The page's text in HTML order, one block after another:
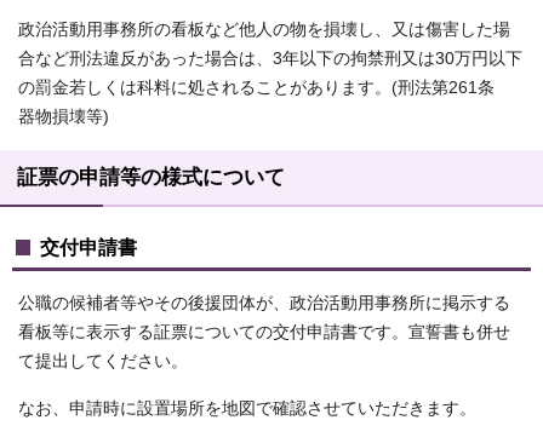
政治活動用事務所の看板など他人の物を損壊し、又は傷害した場
合など刑法違反があった場合は、3年以下の拘禁刑又は30万円以下
の罰金若しくは科料に処されることがあります。(刑法第261条
器物損壊等)
証票の申請等の様式について
交付申請書
公職の候補者等やその後援団体が、政治活動用事務所に掲示する
看板等に表示する証票についての交付申請書です。宣誓書も併せ
て提出してください。
なお、申請時に設置場所を地図で確認させていただきます。